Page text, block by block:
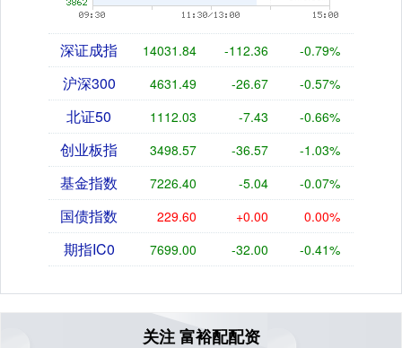
深证成指 14031.84 -112.36 -0.79%
沪深300 4631.49 -26.67 -0.57%
北证50 1112.03 -7.43 -0.66%
创业板指 3498.57 -36.57 -1.03%
基金指数 7226.40 -5.04 -0.07%
国债指数 229.60 +0.00 0.00%
期指IC0 7699.00 -32.00 -0.41%
关注 富裕配配资